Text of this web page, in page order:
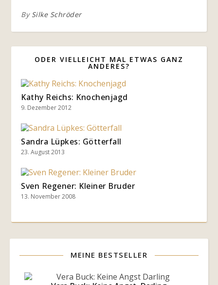
By Silke Schröder
ODER VIELLEICHT MAL ETWAS GANZ
ANDERES?
Kathy Reichs: Knochenjagd
9. Dezember 2012
Sandra Lüpkes: Götterfall
23. August 2013
Sven Regener: Kleiner Bruder
13. November 2008
MEINE BESTSELLER